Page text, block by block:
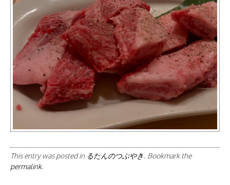
This entry was posted in るたんのつぶやき. Bookmark the
permalink.